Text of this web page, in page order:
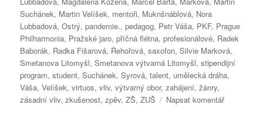
Suchánek, Martin Velíšek, mentoři, Muknšnáblová, Nora
Lubbadová,Ostrý,pandemie.,pedagog, Petr Váša, PKF, Prague
Philharmonia, Pražské jaro,příčná flétna,profesionálové, Radek
Baborák, Radka Fišarová, Řehořová,saxofon,Silvie Marková,
Smetanova Litomyšl,Smetanova výtvarná Litomyšl,stipendijní
program,student,Suchánek,Syrová,talent, umělecká dráha,
Váša,Velíšek,virtuos,vliv,výtvarný obor,zahájení,žánry,
zásadní vliv,zkušenost,zpěv,ZŠ,ZUŠ Napsat komentářpro